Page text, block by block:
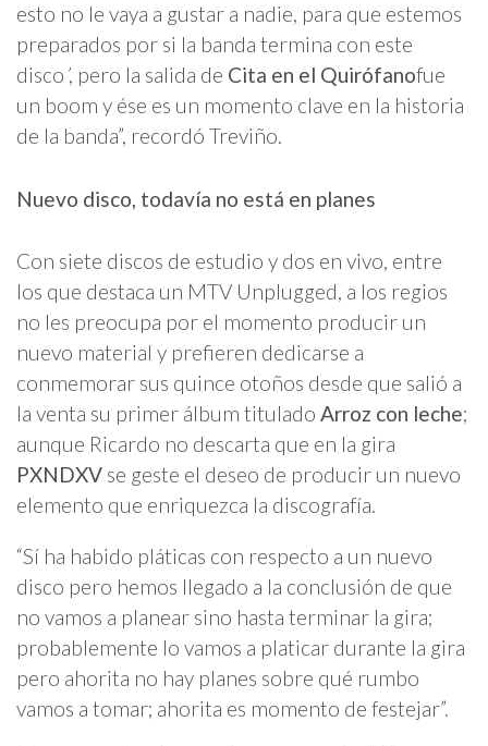
esto no le vaya a gustar a nadie, para que estemos
preparados por si la banda termina con este
disco’, pero la salida de Cita en el Quirófanofue
un boom y ése es un momento clave en la historia
de la banda”, recordó Treviño.
Nuevo disco, todavía no está en planes
Con siete discos de estudio y dos en vivo, entre
los que destaca un MTV Unplugged, a los regios
no les preocupa por el momento producir un
nuevo material y prefieren dedicarse a
conmemorar sus quince otoños desde que salió a
la venta su primer álbum titulado Arroz con leche;
aunque Ricardo no descarta que en la gira
PXNDXV se geste el deseo de producir un nuevo
elemento que enriquezca la discografía.
“Sí ha habido pláticas con respecto a un nuevo
disco pero hemos llegado a la conclusión de que
no vamos a planear sino hasta terminar la gira;
probablemente lo vamos a platicar durante la gira
pero ahorita no hay planes sobre qué rumbo
vamos a tomar; ahorita es momento de festejar”.